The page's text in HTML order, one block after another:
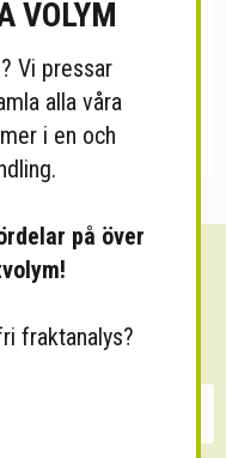
VOLYM
Vi pressar
alla våra
i en och
på över
fraktanalys?